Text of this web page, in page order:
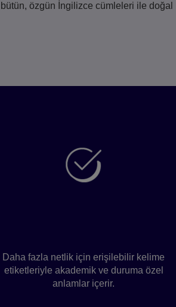
özgün İngilizce cümleleri ile doğal
Daha fazla netlik için erişilebilir kelime
etiketleriyle akademik ve duruma özel
anlamlar içerir.